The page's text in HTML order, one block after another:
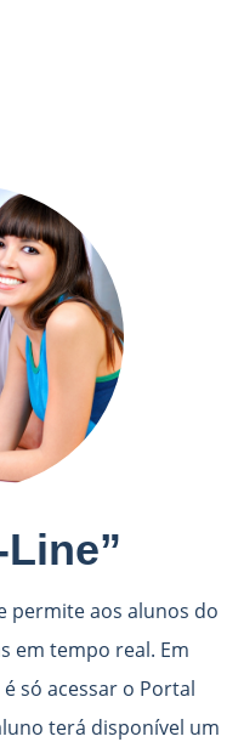
permite aos alunos do
em tempo real. Em
só acessar o Portal
terá disponível um